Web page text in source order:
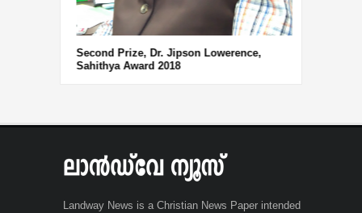
Second Prize, Dr. Jipson Lowerence,
Sahithya Award 2018
Landway News is a Christian News Paper intended